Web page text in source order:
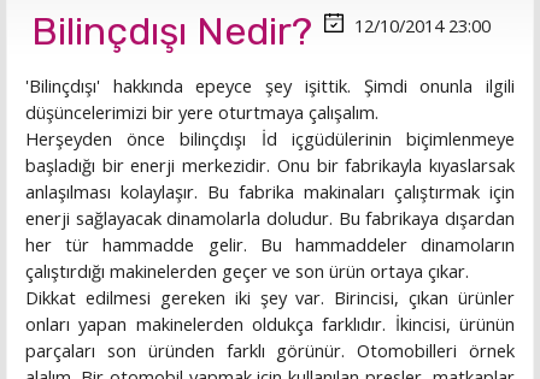
Bilinçdışı Nedir? 12/10/2014 23:00
'Bilinçdışı' hakkında epeyce şey işittik. Şimdi onunla ilgili
düşüncelerimizi bir yere oturtmaya çalışalım.
Herşeyden önce bilinçdışı İd içgüdülerinin biçimlenmeye
başladığı bir enerji merkezidir. Onu bir fabrikayla kıyaslarsak
anlaşılması kolaylaşır. Bu fabrika makinaları çalıştırmak için
enerji sağlayacak dinamolarla doludur. Bu fabrikaya dışardan
her tür hammadde gelir. Bu hammaddeler dinamoların
çalıştırdığı makinelerden geçer ve son ürün ortaya çıkar.
Dikkat edilmesi gereken iki şey var. Birincisi, çıkan ürünler
onları yapan makinelerden oldukça farklıdır. İkincisi, ürünün
parçaları son üründen farklı görünür. Otomobilleri örnek